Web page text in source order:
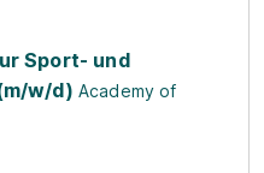
Sport- und
w/d) Academy of